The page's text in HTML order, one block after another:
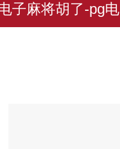
子麻将胡了-pg电